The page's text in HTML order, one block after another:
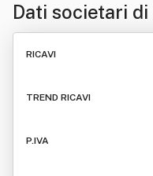
Dati societari di
RICAVI
TREND RICAVI
P.IVA